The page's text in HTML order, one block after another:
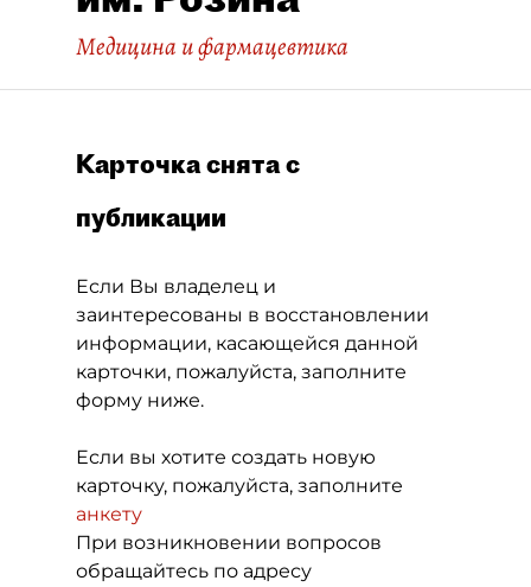
Медицина и фармацевтика
Карточка снята с
публикации
Если Вы владелец и
заинтересованы в восстановлении
информации, касающейся данной
карточки, пожалуйста, заполните
форму ниже.
Если вы хотите создать новую
карточку, пожалуйста, заполните
анкету
При возникновении вопросов
обращайтесь по адресу